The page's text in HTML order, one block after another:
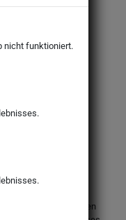
KARAMELL,
16 Jahren abgegeben
nicht funktioniert.